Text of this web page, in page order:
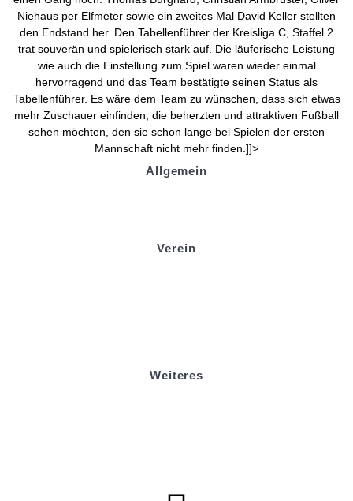
Niehaus per Elfmeter sowie ein zweites Mal David Keller stellten
den Endstand her. Den Tabellenführer der Kreisliga C, Staffel 2
trat souverän und spielerisch stark auf. Die läuferische Leistung
wie auch die Einstellung zum Spiel waren wieder einmal
hervorragend und das Team bestätigte seinen Status als
Tabellenführer. Es wäre dem Team zu wünschen, dass sich etwas
mehr Zuschauer einfinden, die beherzten und attraktiven Fußball
sehen möchten, den sie schon lange bei Spielen der ersten
Mannschaft nicht mehr finden.]]>
Allgemein
Verein
Weiteres